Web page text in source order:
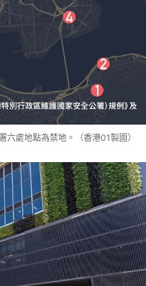
六處地點為禁地。（香港01製圖）